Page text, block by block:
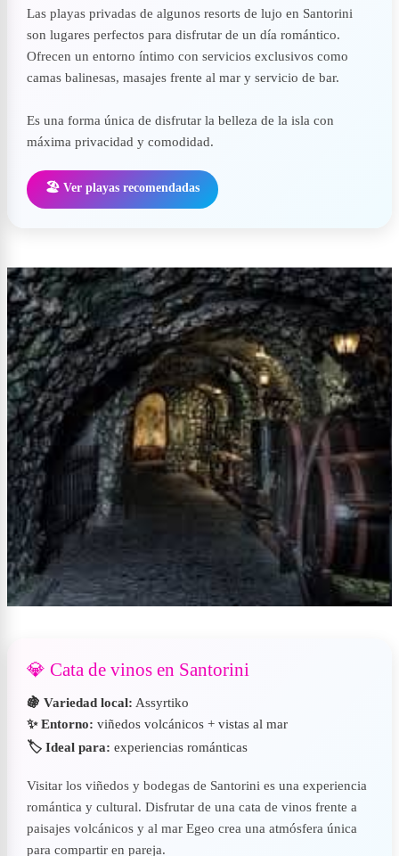
Las playas privadas de algunos resorts de lujo en Santorini
son lugares perfectos para disfrutar de un día romántico.
Ofrecen un entorno íntimo con servicios exclusivos como
camas balinesas, masajes frente al mar y servicio de bar.
Es una forma única de disfrutar la belleza de la isla con
máxima privacidad y comodidad.
🏖️ Ver playas recomendadas
💎 Cata de vinos en Santorini
🍇 Variedad local: Assyrtiko
✨ Entorno: viñedos volcánicos + vistas al mar
🏷️ Ideal para: experiencias románticas
Visitar los viñedos y bodegas de Santorini es una experiencia
romántica y cultural. Disfrutar de una cata de vinos frente a
paisajes volcánicos y al mar Egeo crea una atmósfera única
para compartir en pareja.